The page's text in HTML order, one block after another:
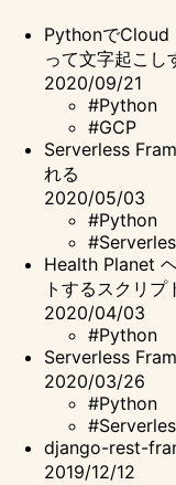
PythonでCloud
って文字起こし
2020/09/21
#Python
#GCP
Serverless
れる
2020/05/03
#Python
Health Planet
トするスクリプ
2020/04/03
#Python
Serverless
2020/03/26
#Python
django-rest-
2019/12/12